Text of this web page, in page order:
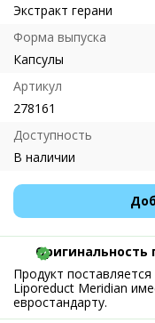
Экстракт герани
Форма выпуска
Капсулы
Артикул
278161
Доступность
В наличии
Продукт
Liporeduct Meridian
евростандарту.